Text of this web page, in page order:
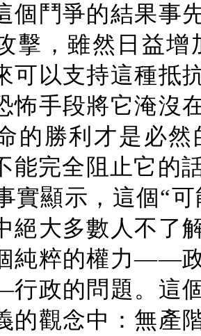
個鬥爭的結果事
擊，雖然日益
可以支持這種抵
怖手段將它淹沒
的勝利才是必
能完全阻止它的
實顯示，這個“
絕大多數人不了
純粹的權力——
政的問題。這
的觀念中：無產